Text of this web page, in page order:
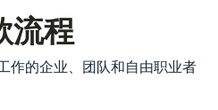
流程
作的企业、团队和自由职业者